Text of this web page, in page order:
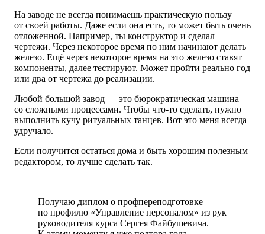
На заводе не всегда понимаешь практическую пользу
от своей работы. Даже если она есть, то может быть очень
отложенной. Например, ты конструктор и сделал
чертежи. Через некоторое время по ним начинают делать
железо. Ещё через некоторое время на это железо ставят
компоненты, далее тестируют. Может пройти реально год
или два от чертежа до реализации.
Любой большой завод — это бюрократическая машина
со сложными процессами. Чтобы что-то сделать, нужно
выполнить кучу ритуальных танцев. Вот это меня всегда
удручало.
Если получится остаться дома и быть хорошим полезным
редактором, то лучше сделать так.
Получаю диплом о профпереподготовке
по профилю «Управление персоналом» из рук
руководителя курса Сергея Файбушевича.